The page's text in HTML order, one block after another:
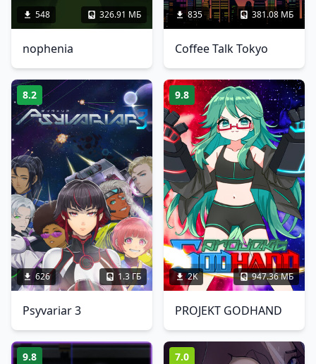
548 326.91 МБ
nophenia
835 381.08 МБ
Coffee Talk Tokyo
8.2
626 1.3 ГБ
Psyvariar 3
9.8
2K 947.36 МБ
PROJEKT GODHAND
9.8 7.0